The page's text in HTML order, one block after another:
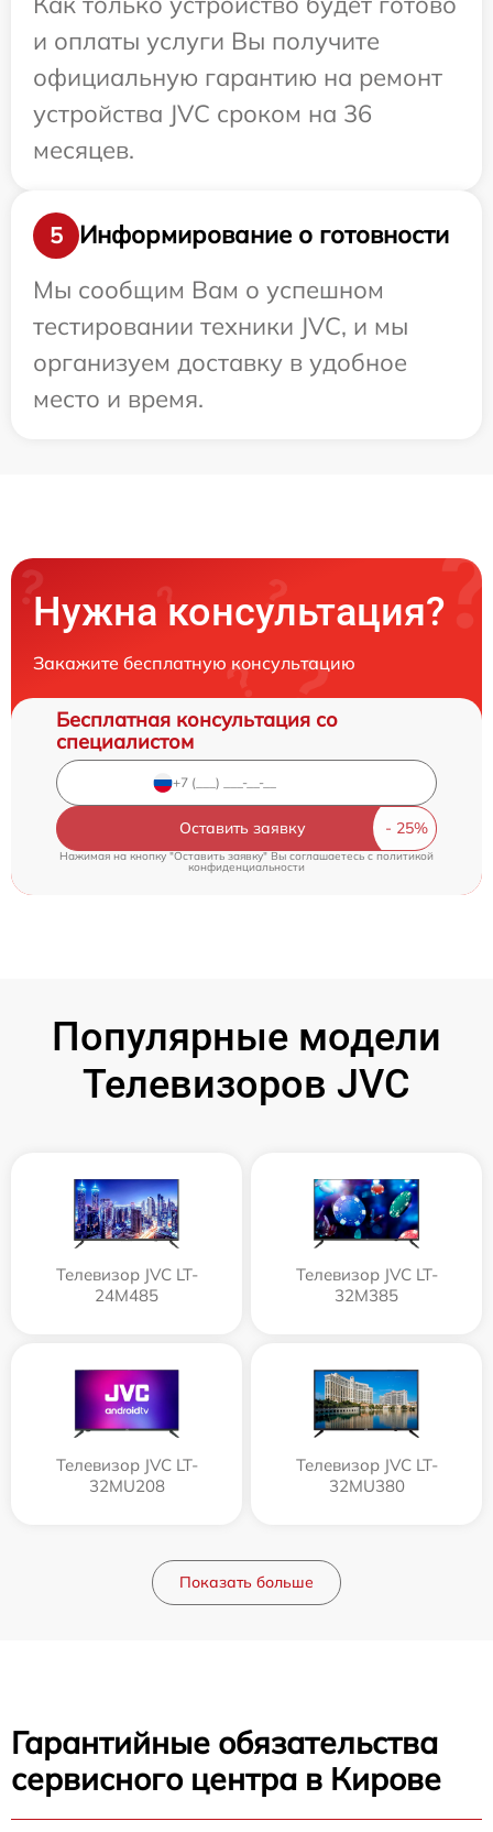
и оплаты услуги Вы получите
официальную гарантию на ремонт
устройства JVC сроком на 36
месяцев.
5
Информирование о готовности
Мы сообщим Вам о успешном
тестировании техники JVC, и мы
организуем доставку в удобное
место и время.
Нужна консультация?
Закажите бесплатную консультацию
Бесплатная консультация со
специалистом
Оставить заявку
Нажимая на кнопку "Оставить заявку" Вы соглашаетесь cполитикой
конфиденциальности
Популярные модели
Телевизоров JVC
Телевизор JVC LT-
24M485
Телевизор JVC LT-
32M385
Телевизор JVC LT-
32MU208
Телевизор JVC LT-
32MU380
Показать больше
Гарантийные обязательства
сервисного центра в Кирове